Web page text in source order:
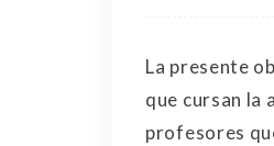
La presente
que cursan la
profesores